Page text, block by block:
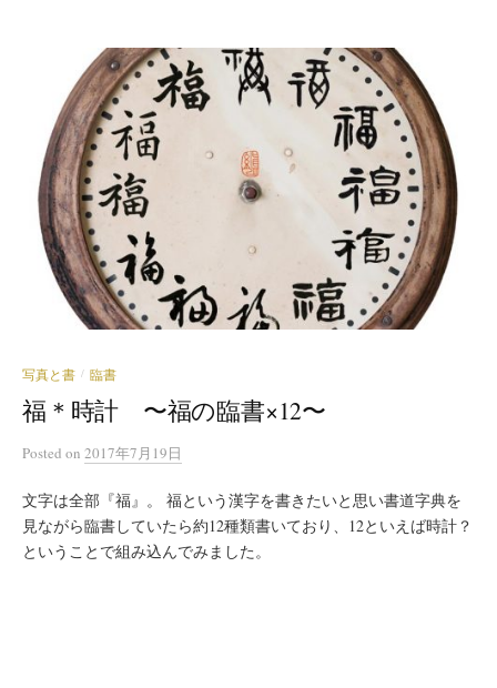
写真と書 / 臨書
福＊時計 〜福の臨書×12〜
Posted on 2017年7月19日
文字は全部『福』。 福という漢字を書きたいと思い書道字典を
見ながら臨書していたら約12種類書いており、12といえば時計？
ということで組み込んでみました。